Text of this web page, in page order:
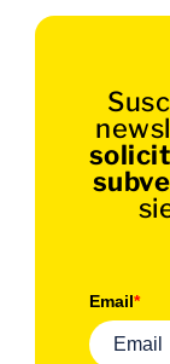
Email*